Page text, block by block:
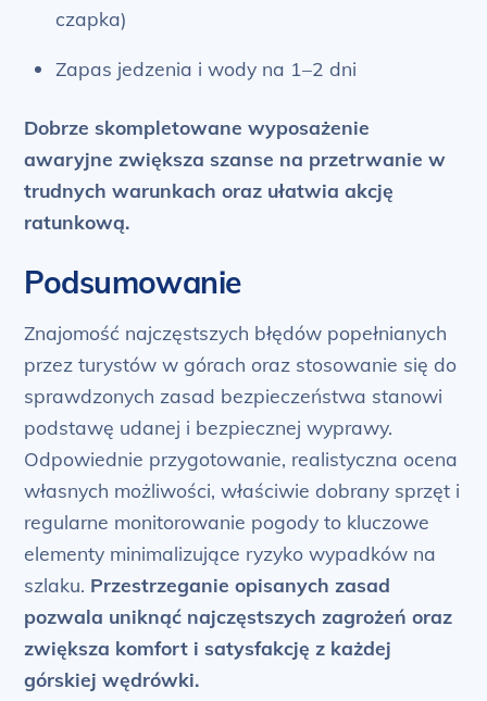
czapka)
Zapas jedzenia i wody na 1–2 dni
Dobrze skompletowane wyposażenie
awaryjne zwiększa szanse na przetrwanie w
trudnych warunkach oraz ułatwia akcję
ratunkową.
Podsumowanie
Znajomość najczęstszych błędów popełnianych
przez turystów w górach oraz stosowanie się do
sprawdzonych zasad bezpieczeństwa stanowi
podstawę udanej i bezpiecznej wyprawy.
Odpowiednie przygotowanie, realistyczna ocena
własnych możliwości, właściwie dobrany sprzęt i
regularne monitorowanie pogody to kluczowe
elementy minimalizujące ryzyko wypadków na
szlaku. Przestrzeganie opisanych zasad
pozwala uniknąć najczęstszych zagrożeń oraz
zwiększa komfort i satysfakcję z każdej
górskiej wędrówki.